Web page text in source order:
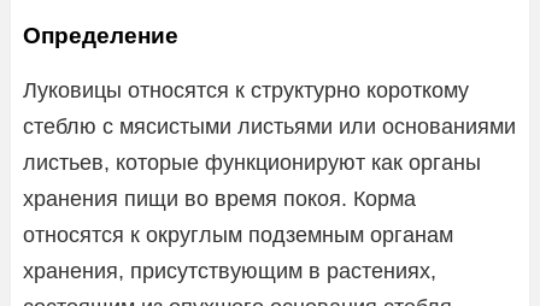
Определение
Луковицы относятся к структурно короткому
стеблю с мясистыми листьями или основаниями
листьев, которые функционируют как органы
хранения пищи во время покоя. Корма
относятся к округлым подземным органам
хранения, присутствующим в растениях,